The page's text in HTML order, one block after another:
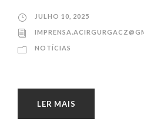
JULHO 10, 2025
NOTÍCIAS
LER MAIS